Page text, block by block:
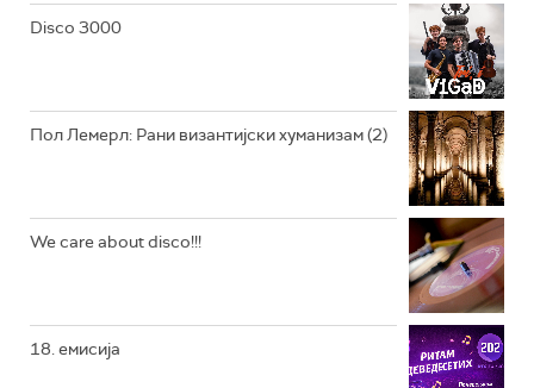
РАДИО ЏЕЗЕР
Disco 3000
Пол Лемерл: Рани византијски хуманизам (2)
We care about disco!!!
18. емисија